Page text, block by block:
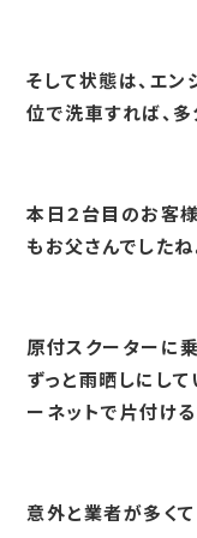
そして状態は、エン
位で洗車すれば、多
本日２台目のお客
もお父さんでしたね
原付スクーターに
ずっと雨晒しにし
ーネットで片付け
意外と業者が多く